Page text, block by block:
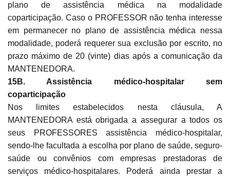
plano de assistência médica na modalidade
coparticipação. Caso o PROFESSOR não tenha interesse
em permanecer no plano de assistência médica nessa
modalidade, poderá requerer sua exclusão por escrito, no
prazo máximo de 20 (vinte) dias após a comunicação da
MANTENEDORA.
15B. Assistência médico-hospitalar sem
coparticipação
Nos limites estabelecidos nesta cláusula, A
MANTENEDORA está obrigada a assegurar a todos os
seus PROFESSORES assistência médico-hospitalar,
sendo-lhe facultada a escolha por plano de saúde, seguro-
saúde ou convênios com empresas prestadoras de
serviços médico-hospitalares. Poderá ainda prestar a